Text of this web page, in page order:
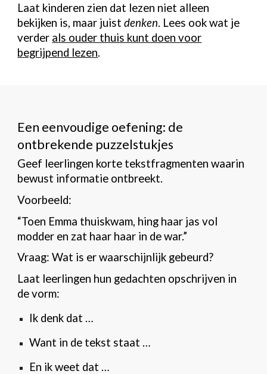
Laat kinderen zien dat lezen niet alleen
bekijken is, maar juistdenken. Lees ook wat je
verder als ouder thuis kunt doen voor
begrijpend lezen.
Een eenvoudige oefening: de
ontbrekende puzzelstukjes
Geef leerlingen korte tekstfragmenten waarin
bewust informatie ontbreekt.
Voorbeeld:
“Toen Emma thuiskwam, hing haar jas vol
modder en zat haar haar in de war.”
Vraag: Wat is er waarschijnlijk gebeurd?
Laat leerlingen hun gedachten opschrijven in
de vorm:
Ik denk dat …
Want in de tekst staat …
En ik weet dat …